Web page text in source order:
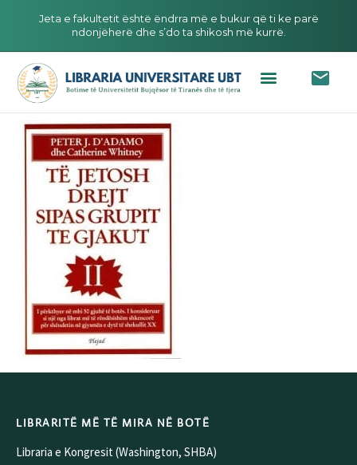
Jeta e fakultetit është ëndrra më e bukur që ti ke parë
ndonjëherë dhe s’do ta shikosh më kurrë.
LIBRARITË MË TË MIRA NË BOTË
Libraria e Kongresit (Washington, SHBA)